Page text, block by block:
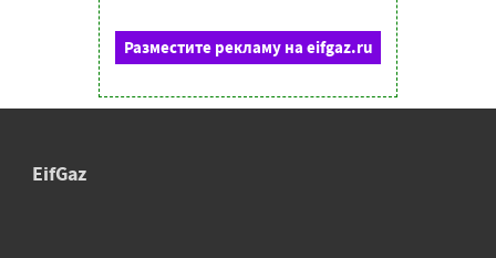
Разместите рекламу на eifgaz.ru
EifGaz